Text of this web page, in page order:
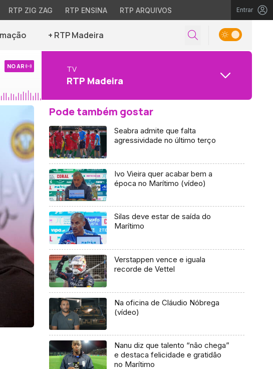
RTP ZIG ZAG RTP ENSINA RTP ARQUIVOS Entrar
+ RTP Madeira
NO AR TV
RTP Madeira
Pode também gostar
Seabra admite que falta
agressividade no último terço
Ivo Vieira quer acabar bem a
época no Marítimo (vídeo)
Silas deve estar de saída do
Marítimo
Verstappen vence e iguala
recorde de Vettel
Na oficina de Cláudio Nóbrega
(vídeo)
Nanu diz que talento “não chega”
e destaca felicidade e gratidão
no Marítimo